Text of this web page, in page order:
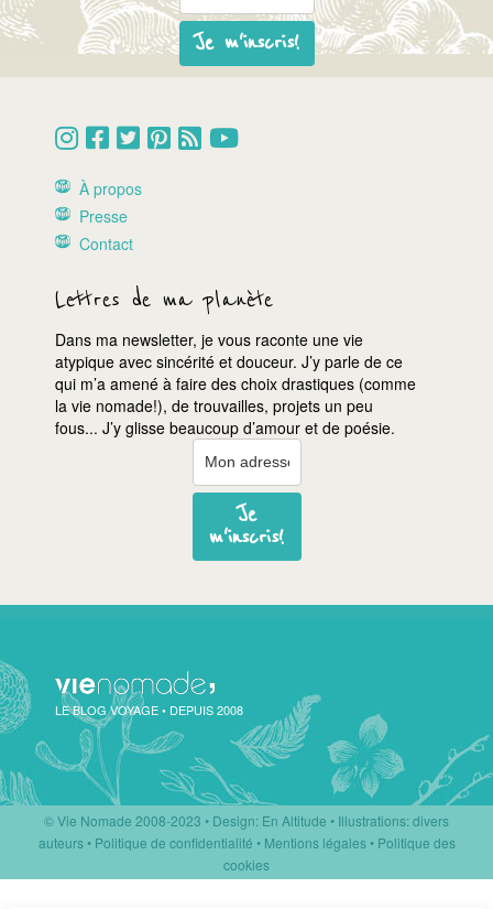
Je m'inscris!
À propos
Presse
Contact
Lettres de ma planète
Dans ma newsletter, je vous raconte une vie
atypique avec sincérité et douceur. J’y parle de ce
qui m’a amené à faire des choix drastiques (comme
la vie nomade!), de trouvailles, projets un peu
fous... J’y glisse beaucoup d’amour et de poésie.
Je
m'inscris!
LE BLOG VOYAGE • DEPUIS 2008
© Vie Nomade 2008-2023 • Design: En Altitude • Illustrations: divers
auteurs• Politique de confidentialité • Mentions légales• Politique des
cookies